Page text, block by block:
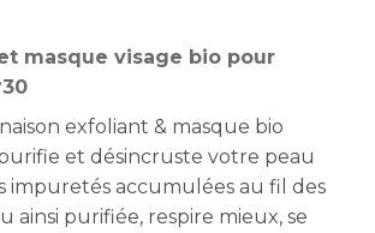
masque visage bio pour
exfoliant & masque bio
et désincruste votre peau
impuretés accumulées au fil des
ainsi purifiée, respire mieux, se